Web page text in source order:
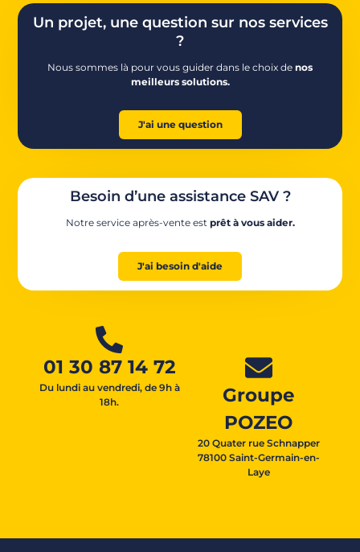
Un projet, une question sur nos services
?
Nous sommes là pour vous guider dans le choix de nos
meilleurs solutions.
J'ai une question
Besoin d’une assistance SAV ?
Notre service après-vente est prêt à vous aider.
J'ai besoin d'aide
01 30 87 14 72
Du lundi au vendredi, de 9h à
18h.
Groupe
POZEO
20 Quater rue Schnapper
78100 Saint-Germain-en-
Laye